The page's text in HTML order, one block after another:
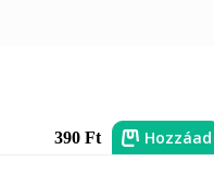
390 Ft Hozzáad